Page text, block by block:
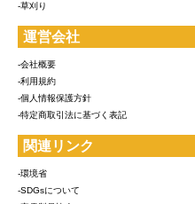
-草刈り
運営会社
-会社概要
-利用規約
-個人情報保護方針
-特定商取引法に基づく表記
関連リンク
-環境省
-SDGsについて